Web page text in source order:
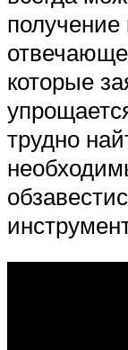
получение
которые
трудно